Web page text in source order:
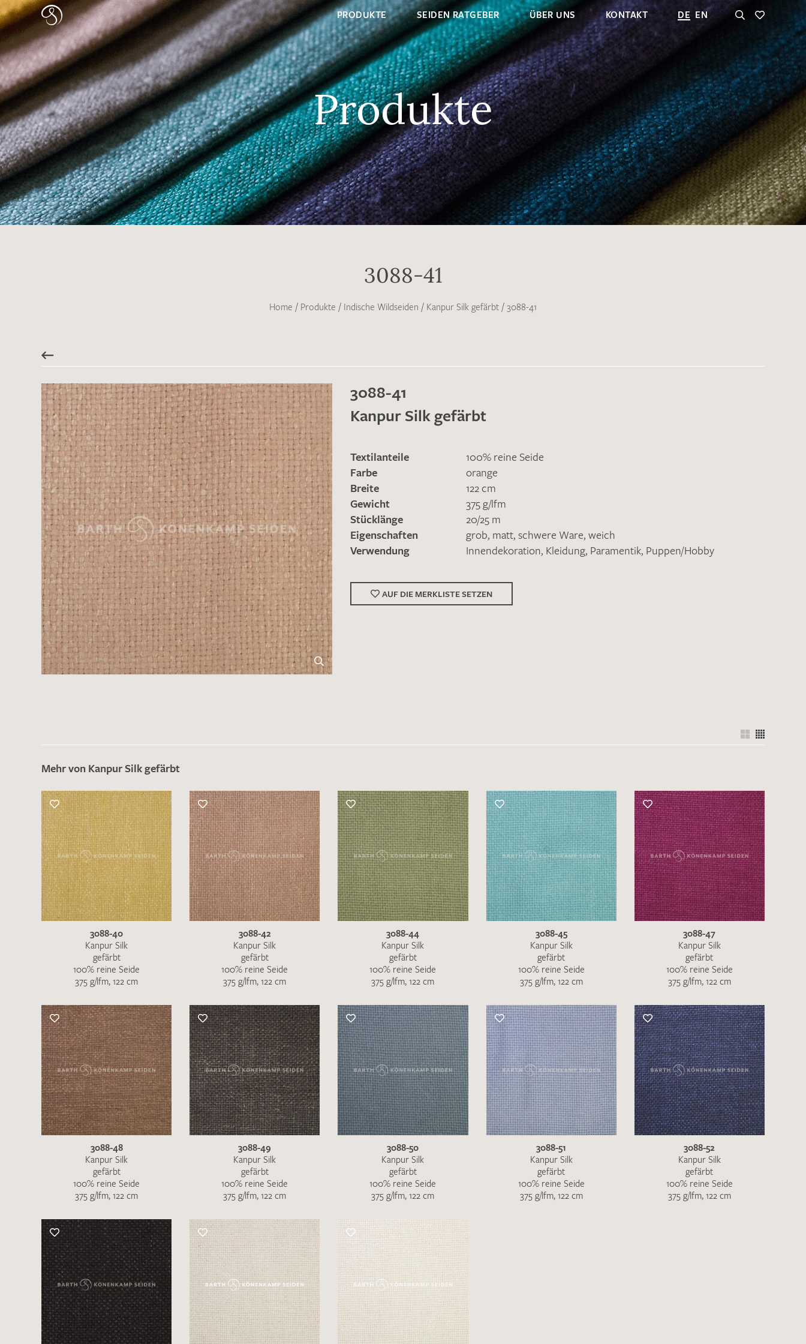
PRODUKTE SEIDEN RATGEBER ÜBER UNS KONTAKT DE EN
Merkliste / Musteranfrage
Es sind bisher keine Produkte auf Ihrer
Merkliste.
Sollten Sie dennoch eine individuelle
Musteranfrage stellen wollen, vermerken
Sie diese bitte im Feld "Anmerkungen".
IHRE KONTAKTDATEN
Leider ist das Kontaktformular zum aktuellen Zeitpunkt nicht funktionstüchtig. Bitte
schreiben Sie eine E-Mail mit ihren Kontaktdaten direkt aninfo@barth-seiden.de.
Wir arbeiten schnellstmöglich an einer Lösung – Danke!
Ich bin damit einverstanden, dass meine angegebenen Daten zur Beantwortung meiner Musteranfrage
genutzt werden. Die
Datenschutzbestimmungen
Produkte
3088-41
Home / Produkte / Indische Wildseiden / Kanpur Silk gefärbt / 3088-41
3088-41
Kanpur Silk gefärbt
Textilanteile
100% reine Seide
Farbe
orange
Breite
122 cm
Gewicht
375 g/lfm
Stücklänge
20/25 m
Eigenschaften
grob, matt, schwere Ware, weich
Verwendung
Innendekoration, Kleidung, Paramentik, Puppen/Hobby
AUF DIE MERKLISTE SETZEN
Mehr von Kanpur Silk gefärbt
3088-40
Kanpur Silk
gefärbt
100% reine Seide
375 g/lfm, 122 cm
3088-42
Kanpur Silk
gefärbt
100% reine Seide
375 g/lfm, 122 cm
3088-44
Kanpur Silk
gefärbt
100% reine Seide
375 g/lfm, 122 cm
3088-45
Kanpur Silk
gefärbt
100% reine Seide
375 g/lfm, 122 cm
3088-47
Kanpur Silk
gefärbt
100% reine Seide
375 g/lfm, 122 cm
3088-48
Kanpur Silk
gefärbt
100% reine Seide
375 g/lfm, 122 cm
3088-49
Kanpur Silk
gefärbt
100% reine Seide
375 g/lfm, 122 cm
3088-50
Kanpur Silk
gefärbt
100% reine Seide
375 g/lfm, 122 cm
3088-51
Kanpur Silk
gefärbt
100% reine Seide
375 g/lfm, 122 cm
3088-52
Kanpur Silk
gefärbt
100% reine Seide
375 g/lfm, 122 cm